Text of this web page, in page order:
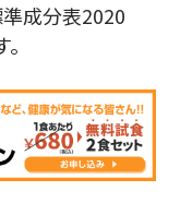
成分表2020